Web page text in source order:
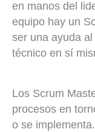
en manos del
equipo hay un
ser una ayuda
técnico en sí
Los Scrum
procesos en
o se